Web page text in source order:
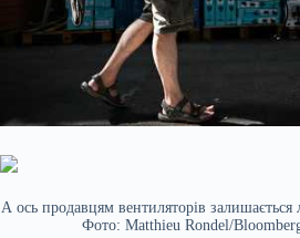
А ось продавцям вентиляторів
Фото: Matthieu Rondel/